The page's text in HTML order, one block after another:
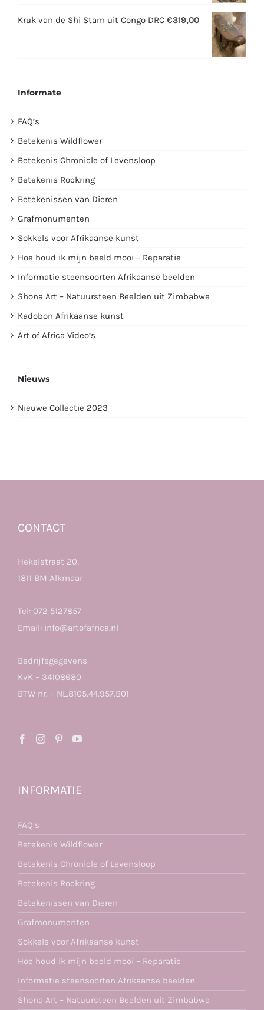
was:
is:
Kruk van de Shi Stam uit Congo DRC €319,00
Informate
FAQ’s
Betekenis Wildflower
Betekenis Chronicle of Levensloop
Betekenis Rockring
Betekenissen van Dieren
Grafmonumenten
Sokkels voor Afrikaanse kunst
Hoe houd ik mijn beeld mooi – Reparatie
Informatie steensoorten Afrikaanse beelden
Shona Art – Natuursteen Beelden uit Zimbabwe
Kadobon Afrikaanse kunst
Art of Africa Video’s
Nieuws
Nieuwe Collectie 2023
CONTACT
Hekelstraat 20,
1811 BM Alkmaar
Tel: 072 5127857
Email: info@artofafrica.nl
Bedrijfsgegevens
KvK – 34108680
BTW nr. – NL.8105.44.957.B01
INFORMATIE
FAQ’s
Betekenis Wildflower
Betekenis Chronicle of Levensloop
Betekenis Rockring
Betekenissen van Dieren
Grafmonumenten
Sokkels voor Afrikaanse kunst
Hoe houd ik mijn beeld mooi – Reparatie
Informatie steensoorten Afrikaanse beelden
Shona Art – Natuursteen Beelden uit Zimbabwe